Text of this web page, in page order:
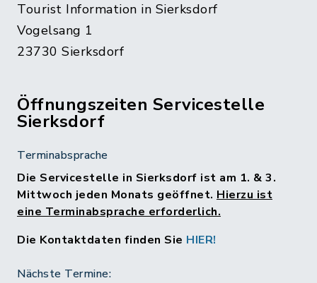
Tourist Information in Sierksdorf
Vogelsang 1
23730 Sierksdorf
Öffnungszeiten Servicestelle
Sierksdorf
Terminabsprache
Die Servicestelle in Sierksdorf ist am 1. & 3.
Mittwoch jeden Monats geöffnet. Hierzu ist
eine Terminabsprache erforderlich.
Die Kontaktdaten finden Sie HIER!
Nächste Termine: